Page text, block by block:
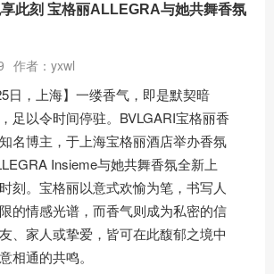
此刻 宝格丽ALLEGRA与她共舞香氛
作者：yxwl
日，上海】一缕香气，即是默契暗
足以令时间停驻。BVLGARI宝格丽香
名博主，于上海宝格丽酒店举办香氛
Insieme与她共舞香氛全新上
刻。宝格丽以意式欢愉为笔，书写人
的情感光谱，而香气则成为私密的信
、家人或挚爱，皆可在此馥郁之境中
相通的共鸣。